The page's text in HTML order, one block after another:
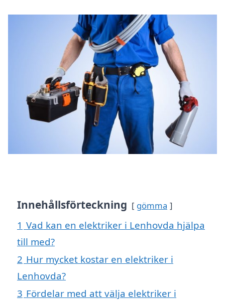
Innehållsförteckning gömma
1 Vad kan en elektriker i Lenhovda hjälpa
till med?
2 Hur mycket kostar en elektriker i
Lenhovda?
3 Fördelar med att välja elektriker i